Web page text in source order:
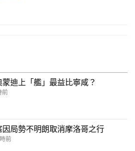
蒙迪上「艦」最益比寧咸？
前
因局勢不明朗取消摩洛哥之行
前